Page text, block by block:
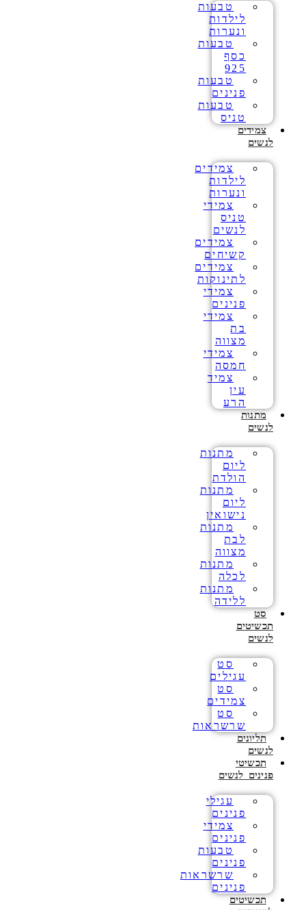
טבעות
לילדות
ונערות
טבעות
כסף
925
טבעות
פנינים
טבעות
טניס
צמידים
לנשים
צמידים
לילדות
ונערות
צמידי
טניס
לנשים
צמידים
קשיחים
צמידים
לתינוקות
צמידי
פנינים
צמידי
בת
מצווה
צמידי
חמסה
צמיד
עין
הרע
מתנות
לנשים
מתנות
ליום
הולדת
מתנות
ליום
נישואין
מתנות
לבת
מצווה
מתנות
לכלה
מתנות
ללידה
סט
תכשיטים
לנשים
סט
עגילים
סט
צמידים
סט
שרשראות
תליונים
לנשים
תכשיטי
פנינים לנשים
עגילי
פנינים
צמידי
פנינים
טבעות
פנינים
שרשראות
פנינים
תכשיטים